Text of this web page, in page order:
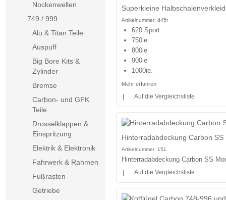
Superkleine
Artikelnummer: d45r
620 Sport
750ie
800ie
900ie
1000ie.
Mehr erfahren
Auf die Vergleichsliste
Hinterradabdeckung Carbon
Artikelnummer: 151
Hinterradabdeckung Carbon SS
Auf die Vergleichsliste
Nockenwellen
749 / 999
Alu & Titan Teile
Auspuff
Big Bore Kits &
Zylinder
Bremse
Carbon- und GFK
Teile
Drosselklappen &
Einspritzung
Elektrik & Elektronik
Fahrwerk & Rahmen
Fußrasten
Getriebe